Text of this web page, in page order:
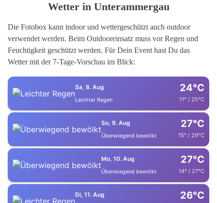
Wetter in Unterammergau
Die Fotobox kann indoor und wettergeschützt auch outdoor
verwendet werden. Beim Outdooreinsatz muss vor Regen und
Feuchtigkeit geschützt werden. Für Dein Event hast Du das
Wetter mit der 7-Tage-Vorschau im Blick:
Sa, 8. Aug
Leichter Regen
24°C
11° / 25°C
So, 9. Aug
Überwiegend bewölkt
27°C
15° / 29°C
Mo, 10. Aug
Überwiegend bewölkt
27°C
14° / 27°C
Di, 11. Aug 26°C